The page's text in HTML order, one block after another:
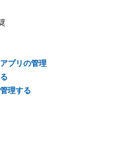
プリの管理
理する